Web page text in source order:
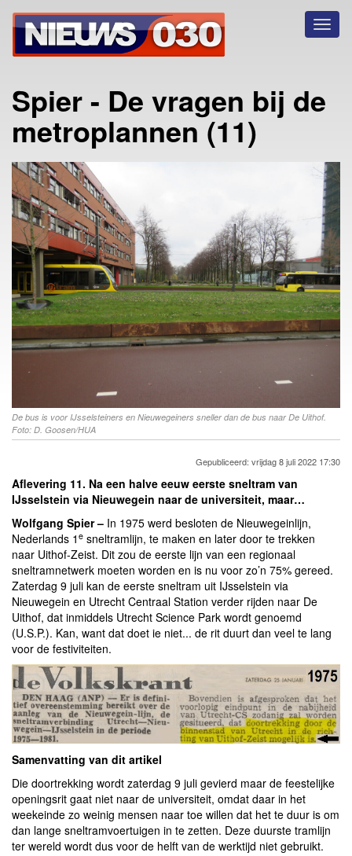
Spier - De vragen bij de
metroplannen (11)
De bus is voor IJsselsteiners en Nieuwegeiners sneller dan de bus naar De Uithof.
Foto: D. Goosen/HUA
Gepubliceerd: vrijdag 8 juli 2022 17:30
Aflevering 11. Na een halve eeuw eerste sneltram van
IJsselstein via Nieuwegein naar de universiteit, maar…
Wolfgang Spier – In 1975 werd besloten de Nieuwegeinlijn,
Nederlands 1 e sneltramlijn, te maken en later door te trekken
naar Uithof-Zeist. Dit zou de eerste lijn van een regionaal
sneltramnetwerk moeten worden en is nu voor zo’n 75% gereed.
Zaterdag 9 juli kan de eerste sneltram uit IJsselstein via
Nieuwegein en Utrecht Centraal Station verder rijden naar De
Uithof, dat inmiddels Utrecht Science Park wordt genoemd
(U.S.P.). Kan, want dat doet ie niet... de rit duurt dan veel te lang
voor de festiviteiten.
Samenvatting van dit artikel
Die doortrekking wordt zaterdag 9 juli gevierd maar de feestelijke
openingsrit gaat niet naar de universiteit, omdat daar in het
weekeinde zo weinig mensen naar toe willen dat het te duur is om
dan lange sneltramvoertuigen in te zetten. Deze duurste tramlijn
ter wereld wordt dus voor de helft van de werktijd niet gebruikt.